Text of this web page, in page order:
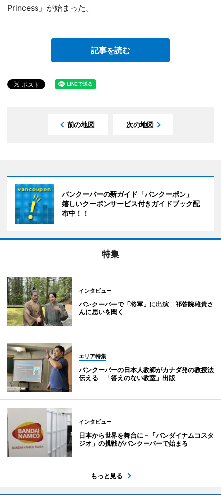
Princess」が始まった。
記事を読む
前の地図 次の地図
バンクーバーの新ガイド「バンクーポン」
嬉しいクーポンサービス付きガイドブック配
布中！！
特集
インタビュー
バンクーバーで「将軍」に出演 祁答院雄貴さ
んに思いを聞く
エリア特集
バンクーバーの日本人教師がカナダ発の教授法
伝える 「答えのない教室」出版
インタビュー
日本から世界を舞台に－「バンダイナムコスタ
ジオ」の挑戦がバンクーバーで始まる
もっと見る